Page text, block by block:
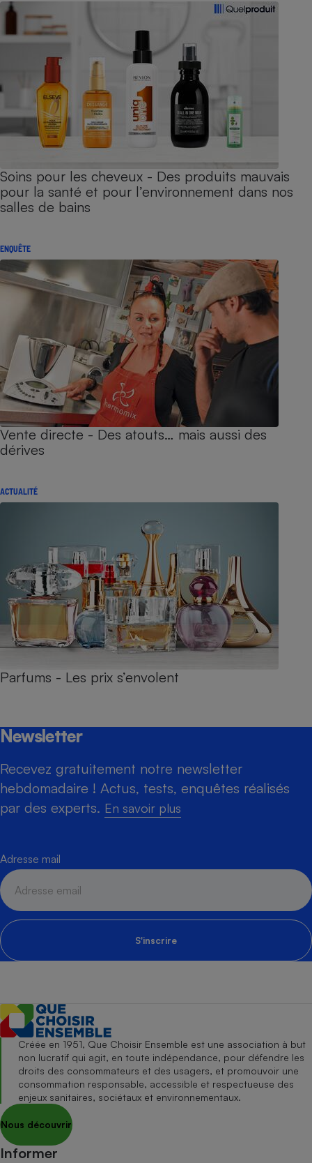
Soins pour les cheveux - Des produits mauvais
pour la santé et pour l’environnement dans nos
salles de bains
ENQUÊTE
Vente directe - Des atouts… mais aussi des
dérives
ACTUALITÉ
Parfums - Les prix s’envolent
Newsletter
Recevez gratuitement notre newsletter
hebdomadaire ! Actus, tests, enquêtes réalisés
par des experts. En savoir plus
Adresse mail
S'inscrire
Créée en 1951, Que Choisir Ensemble est une association à but
non lucratif qui agit, en toute indépendance, pour défendre les
droits des consommateurs et des usagers, et promouvoir une
consommation responsable, accessible et respectueuse des
enjeux sanitaires, sociétaux et environnementaux.
Nous découvrir
Informer